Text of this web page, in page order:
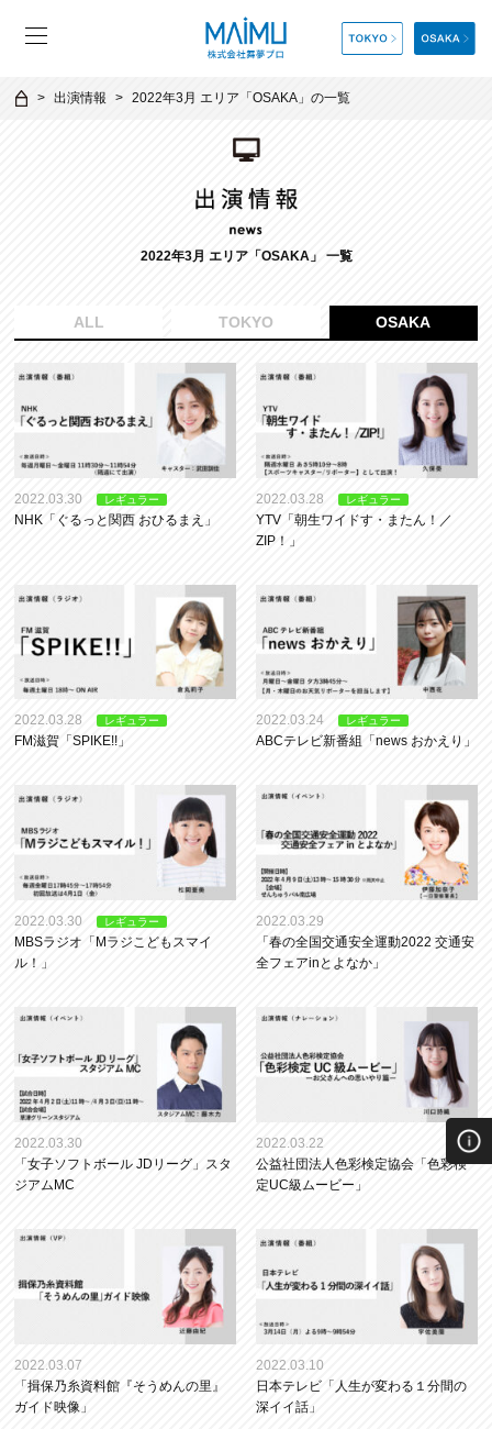
出演情報 2022年3月 エリア「OSAKA」の一覧
2022年3月 エリア「OSAKA」 一覧
ALL TOKYO OSAKA
2022.03.30 レギュラー
NHK「ぐるっと関西 おひるまえ」
2022.03.28 レギュラー
YTV「朝生ワイドす・またん！／
ZIP！」
2022.03.28 レギュラー
FM滋賀「SPIKE!!」
2022.03.24 レギュラー
ABCテレビ新番組「news おかえり」
2022.03.30 レギュラー
MBSラジオ「Mラジこどもスマイ
ル！」
2022.03.29
「春の全国交通安全運動2022 交通安
全フェアinとよなか」
2022.03.30
「女子ソフトボール JDリーグ」スタ
ジアムMC
2022.03.22
公益社団法人色彩検定協会「色彩検
定UC級ムービー」
2022.03.07
「揖保乃糸資料館『そうめんの里』
ガイド映像」
2022.03.10
日本テレビ「人生が変わる１分間の
深イイ話」